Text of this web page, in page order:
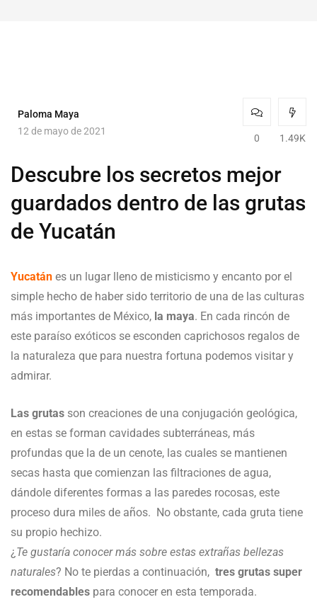
Paloma Maya
12 de mayo de 2021
0 1.49K
Descubre los secretos mejor
guardados dentro de las grutas
de Yucatán
Yucatán es un lugar lleno de misticismo y encanto por el
simple hecho de haber sido territorio de una de las culturas
más importantes de México, la maya. En cada rincón de
este paraíso exóticos se esconden caprichosos regalos de
la naturaleza que para nuestra fortuna podemos visitar y
admirar.
Las grutas son creaciones de una conjugación geológica,
en estas se forman cavidades subterráneas, más
profundas que la de un cenote, las cuales se mantienen
secas hasta que comienzan las filtraciones de agua,
dándole diferentes formas a las paredes rocosas, este
proceso dura miles de años. No obstante, cada gruta tiene
su propio hechizo.
¿ Te gustaría conocer más sobre estas extrañas bellezas
naturales? No te pierdas a continuación, tres grutas super
recomendables para conocer en esta temporada.